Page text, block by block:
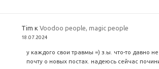
Tim кVoodoo people, magic people
18.07.2024
у каждого свои травмы =) з.ы. что-то давно
почту о новых постах. надеюсь сейчас